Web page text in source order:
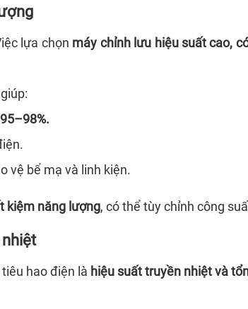
lựa chọn máy chỉnh lưu hiệu suất cao,
vệ bể mạ và linh kiện.
kiệm năng lượng, có thể tùy chỉnh công
hao điện là hiệu suất truyền nhiệt và